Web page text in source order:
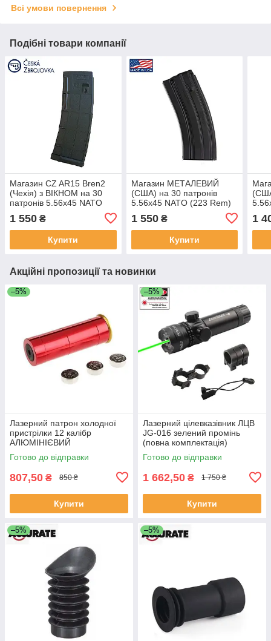
Всі умови повернення
Подібні товари компанії
Магазин CZ AR15 Bren2
(Чехія) з ВІКНОМ на 30
патронів 5.56х45 NATO
(223 Rem) для AR15/M4/
М16
1 550 ₴
Купити
Магазин МЕТАЛЕВИЙ
(США) на 30 патронів
5.56х45 NATO (223 Rem)
для AR15/M4/М16 колір-
Black (Чорний)
1 550₴
Купити
1
Акційні пропозиції та новинки
–5%
Лазерний патрон холодної
пристрілки 12 калібр
АЛЮМІНІЄВИЙ
Готово до відправки
807,50 ₴ 850 ₴
Купити
–5%
Лазерний цілевказівник ЛЦВ
JG-016 зелений промінь
(повна комплектація)
Готово до відправки
1 662,50 ₴ 1 750 ₴
Купити
–5% –5%